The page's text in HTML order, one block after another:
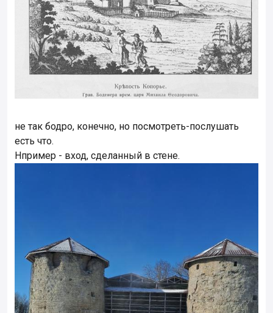
не так бодро, конечно, но посмотреть-послушать
есть что.
Нпример - вход, сделанный в стене.